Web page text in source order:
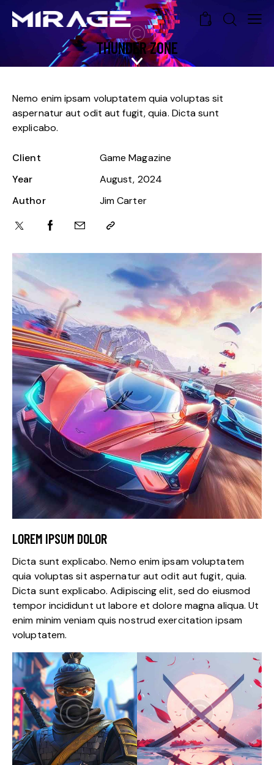
0
THUNDER ZONE
Nemo enim ipsam voluptatem quia voluptas sit
aspernatur aut odit aut fugit, quia. Dicta sunt
explicabo.
Client
Game Magazine
Year
August, 2024
Author
Jim Carter
LOREM IPSUM DOLOR
Dicta sunt explicabo. Nemo enim ipsam voluptatem
quia voluptas sit aspernatur aut odit aut fugit, quia.
Dicta sunt explicabo. Adipiscing elit, sed do eiusmod
tempor incididunt ut labore et dolore magna aliqua. Ut
enim minim veniam quis nostrud exercitation ipsam
voluptatem.